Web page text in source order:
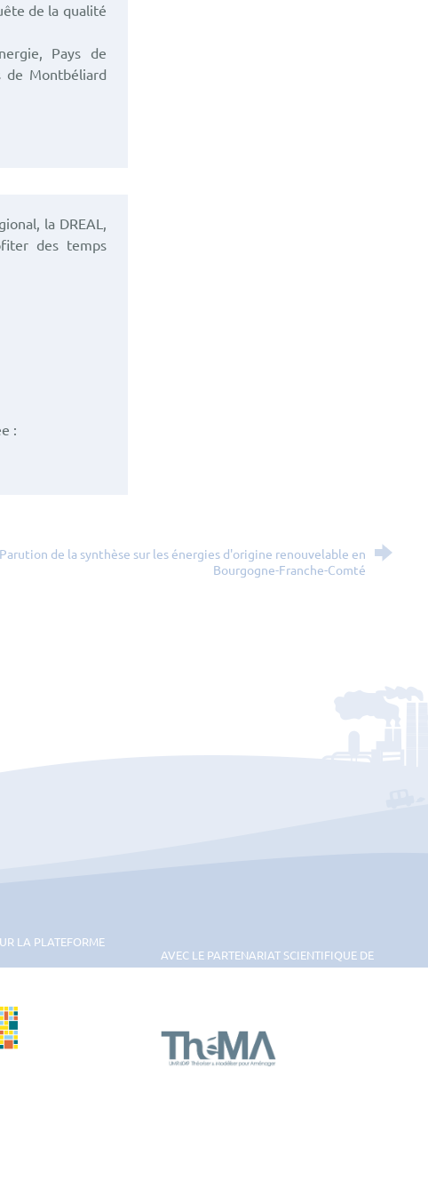
de la qualité
Pays de
de Montbéliard
la DREAL,
des temps
:
Parution de la synthèse sur les énergies d'origine renouvelable en
Bourgogne-Franche-Comté
LA PLATEFORME
AVEC LE PARTENARIAT SCIENTIFIQUE DE